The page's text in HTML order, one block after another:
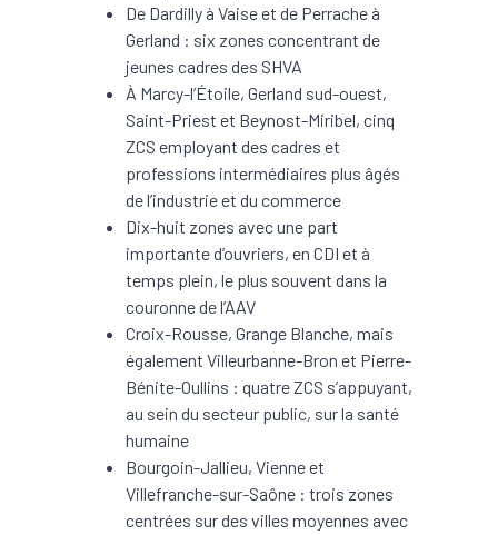
De Dardilly à Vaise et de Perrache à
Gerland : six zones concentrant de
jeunes cadres des SHVA
À Marcy-l’Étoile, Gerland sud-ouest,
Saint-Priest et Beynost-Miribel, cinq
ZCS employant des cadres et
professions intermédiaires plus âgés
de l’industrie et du commerce
Dix-huit zones avec une part
importante d’ouvriers, en CDI et à
temps plein, le plus souvent dans la
couronne de l’AAV
Croix-Rousse, Grange Blanche, mais
également Villeurbanne-Bron et Pierre-
Bénite-Oullins : quatre ZCS s’appuyant,
au sein du secteur public, sur la santé
humaine
Bourgoin-Jallieu, Vienne et
Villefranche-sur-Saône : trois zones
centrées sur des villes moyennes avec